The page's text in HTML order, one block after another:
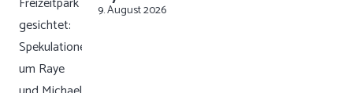
9. August 2026